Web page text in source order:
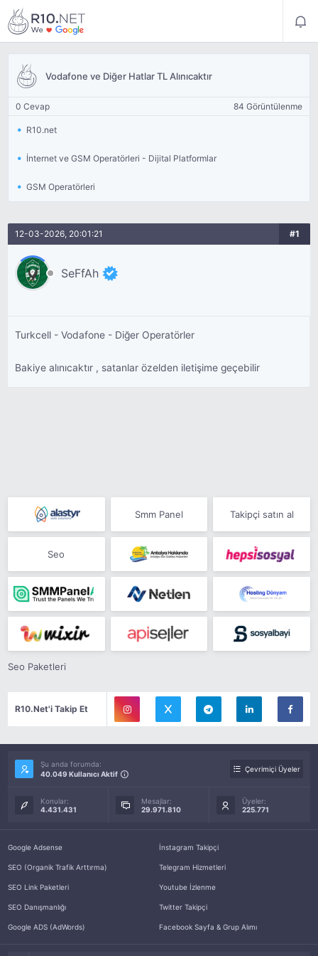
Vodafone ve Diğer Hatlar TL Alınıcaktır
0 Cevap 84 Görüntülenme
R10.net
İnternet ve GSM Operatörleri - Dijital Platformlar
GSM Operatörleri
12-03-2026, 20:01:21 #1
SeFfAh
Turkcell - Vodafone - Diğer Operatörler
Bakiye alınıcaktır , satanlar özelden iletişime geçebilir
Smm Panel Takipçi satın al
Seo
Seo Paketleri
R10.Net'i Takip Et
Şu anda forumda:
40.049 Kullanıcı Aktif
Çevrimiçi Üyeler
Konular:
4.431.431
Mesajlar:
29.971.810
Üyeler:
225.771
Google Adsense
SEO (Organik Trafik Arttırma)
SEO Link Paketleri
SEO Danışmanlığı
Google ADS (AdWords)
İnstagram Takipçi
Telegram Hizmetleri
Youtube İzlenme
Twitter Takipçi
Facebook Sayfa & Grup Alımı